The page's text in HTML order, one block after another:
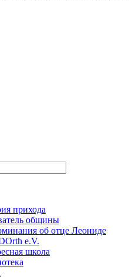
прихода
общины
об отце Леониде
e.V.
школа